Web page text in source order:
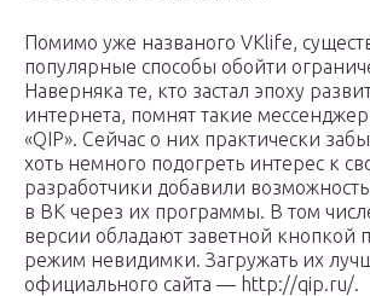
Помимо уже названого VKlife,
популярные способы обойти
Наверняка те, кто застал эпоху
интернета, помнят такие
«QIP». Сейчас о них практически
хоть немного подогреть интерес к
разработчики добавили возможность
в ВК через их программы. В том
версии обладают заветной кнопкой
режим невидимки. Загружать их
официального сайта — http://qip.ru/.